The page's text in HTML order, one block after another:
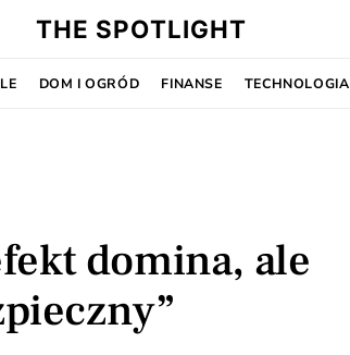
THE SPOTLIGHT
DOM I OGRÓD FINANSE TECHNOLOGIA
domina, ale